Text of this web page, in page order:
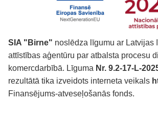
SIA "Birne" noslēdza līgumu ar Latvijas
attīstības aģentūru par atbalsta procesu
komercdarbībā. Līguma Nr. 9.2-17-L-
rezultātā tika izveidots interneta veikals
Finansējums-atveseļošanās fonds.